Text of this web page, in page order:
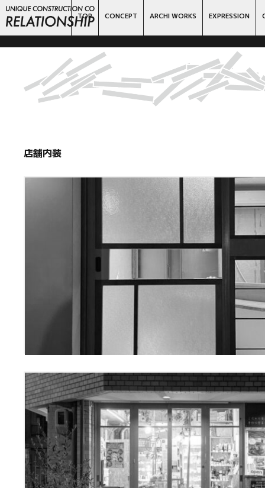
TOP CONCEPT ARCHI WORKS EXPRESSION
店舗内装